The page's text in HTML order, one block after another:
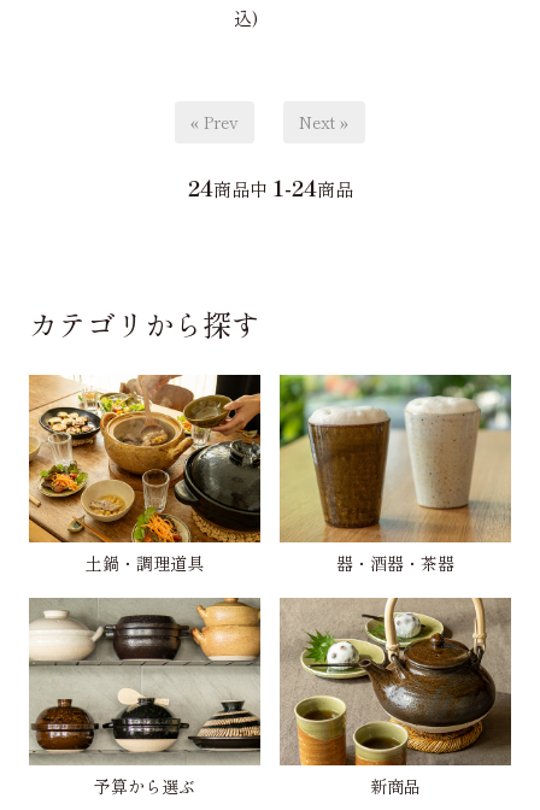
込)
« Prev Next »
24商品中 1-24商品
カテゴリから探す
土鍋・調理道具 器・酒器・茶器
予算から選ぶ 新商品